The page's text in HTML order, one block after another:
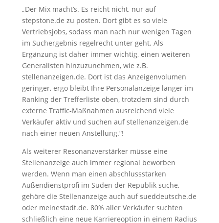
„Der Mix macht’s. Es reicht nicht, nur auf
stepstone.de zu posten. Dort gibt es so viele
Vertriebsjobs, sodass man nach nur wenigen Tagen
im Suchergebnis regelrecht unter geht. Als
Ergänzung ist daher immer wichtig, einen weiteren
Generalisten hinzuzunehmen, wie z.B.
stellenanzeigen.de. Dort ist das Anzeigenvolumen
geringer, ergo bleibt Ihre Personalanzeige länger im
Ranking der Trefferliste oben, trotzdem sind durch
externe Traffic-Maßnahmen ausreichend viele
Verkäufer aktiv und suchen auf stellenanzeigen.de
nach einer neuen Anstellung.“!
Als weiterer Resonanzverstärker müsse eine
Stellenanzeige auch immer regional beworben
werden. Wenn man einen abschlussstarken
Außendienstprofi im Süden der Republik suche,
gehöre die Stellenanzeige auch auf sueddeutsche.de
oder meinestadt.de. 80% aller Verkäufer suchten
schließlich eine neue Karriereoption in einem Radius